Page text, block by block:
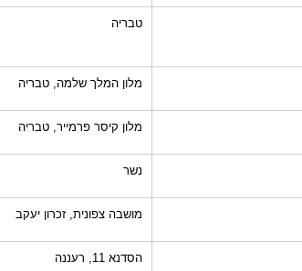
טבריה
מלון המלך שלמה, טבריה
מלון קיסר פרמייר, טבריה
נשר
מושבה צפונית, זכרון יעקב
הסדנא 11, רעננה